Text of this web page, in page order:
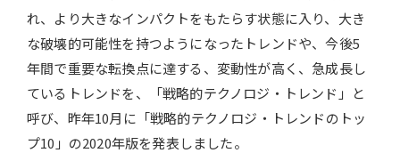
れ、より大きなインパクトをもたらす状態に入り、大き
な破壊的可能性を持つようになったトレンドや、今後5
年間で重要な転換点に達する、変動性が高く、急成長し
ているトレンドを、「戦略的テクノロジ・トレンド」と
呼び、昨年10月に「戦略的テクノロジ・トレンドのトッ
プ10」の2020年版を発表しました。